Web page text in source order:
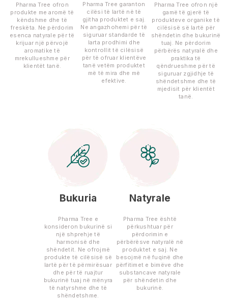
Pharma Tree ofron
produkte me aromë të
këndshme dhe të
freskëta. Ne përdorim
esenca natyrale për të
krijuar një përvojë
aromatike të
mrekullueshme për
klientët tanë.
Pharma Tree garanton
cilësi të lartë në të
gjitha produktet e saj.
Ne angazhohemi për të
siguruar standarde të
larta prodhimi dhe
kontrollit të cilësisë
për të ofruar klientëve
tanë vetëm produktet
më të mira dhe më
efektive.
Pharma Tree ofron një
gamë të gjerë të
produkteve organike të
cilësisë së lartë për
shëndetin dhe bukurinë
tuaj. Ne përdorim
përbërës natyralë dhe
praktika të
qëndrueshme për të
siguruar zgjidhje të
shëndetshme dhe të
mjedisit për klientët
tanë.
Bukuria
Pharma Tree e
konsideron bukurinë si
një shprehje të
harmonisë dhe
shëndetit. Ne ofrojmë
produkte të cilësisë së
lartë për të përmirësuar
dhe për të ruajtur
bukurinë tuaj në mënyra
të natyrshme dhe të
shëndetshme.
Natyrale
Pharma Tree është
përkushtuar për
përdorimin e
përbërësve natyralë në
produktet e saj. Ne
besojmë në fuqinë dhe
përfitimet e bimëve dhe
substancave natyrale
për shëndetin dhe
bukurinë.